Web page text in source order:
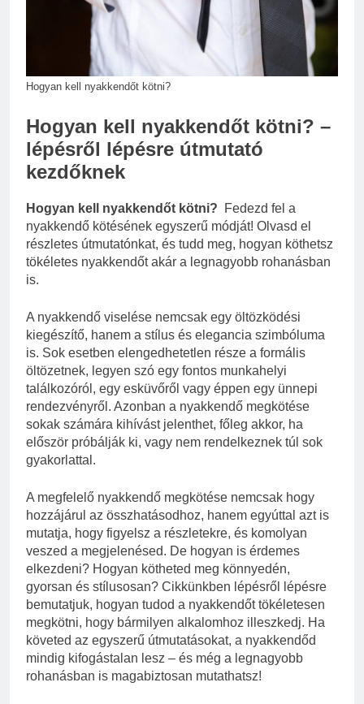
Macskatartás lakásban: gyakori
hibák és megoldások
3 Hét Ezelőtt
Hogyan kell nyakkendőt kötni?
Hogyan kell nyakkendőt kötni? –
lépésről lépésre útmutató
kezdőknek
Hogyan kell nyakkendőt kötni?
Fedezd fel a
nyakkendő kötésének egyszerű módját! Olvasd el
részletes útmutatónkat, és tudd meg, hogyan köthetsz
tökéletes nyakkendőt akár a legnagyobb rohanásban
is.
A nyakkendő viselése nemcsak egy öltözködési
kiegészítő, hanem a stílus és elegancia szimbóluma
is. Sok esetben elengedhetetlen része a formális
öltözetnek, legyen szó egy fontos munkahelyi
találkozóról, egy esküvőről vagy éppen egy ünnepi
rendezvényről. Azonban a nyakkendő megkötése
sokak számára kihívást jelenthet, főleg akkor, ha
először próbálják ki, vagy nem rendelkeznek túl sok
gyakorlattal.
A megfelelő nyakkendő megkötése nemcsak hogy
hozzájárul az összhatásodhoz, hanem egyúttal azt is
mutatja, hogy figyelsz a részletekre, és komolyan
veszed a megjelenésed. De hogyan is érdemes
elkezdeni? Hogyan kötheted meg könnyedén,
gyorsan és stílusosan? Cikkünkben lépésről lépésre
bemutatjuk, hogyan tudod a nyakkendőt tökéletesen
megkötni, hogy bármilyen alkalomhoz illeszkedj. Ha
követed az egyszerű útmutatásokat, a nyakkendőd
mindig kifogástalan lesz – és még a legnagyobb
rohanásban is magabiztosan mutathatsz!